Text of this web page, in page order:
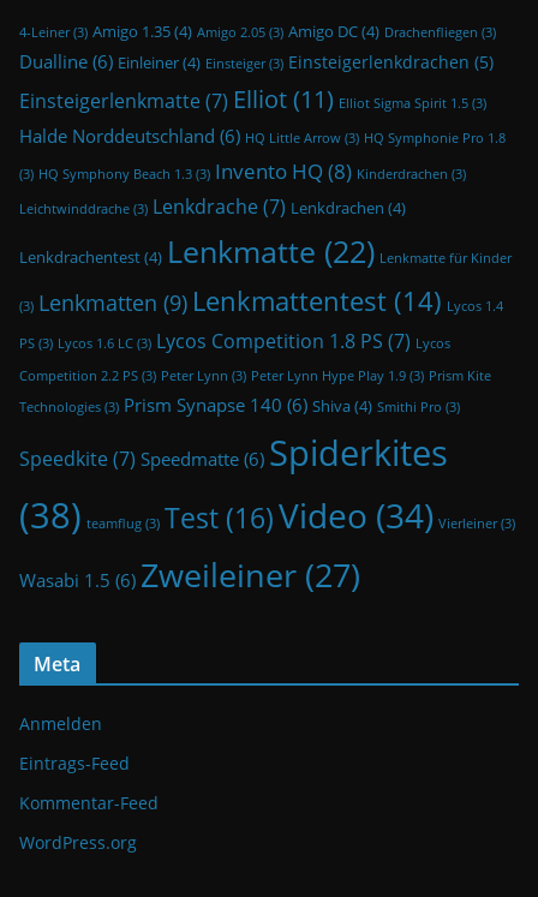
4-Leiner(3) Amigo 1.35(4) Amigo 2.05 (3) Amigo DC(4) Drachenfliegen (3)
Dualline(6) Einleiner(4) Einsteiger(3) Einsteigerlenkdrachen (5)
Einsteigerlenkmatte (7) Elliot(11) Elliot Sigma Spirit 1.5 (3)
Halde Norddeutschland (6) HQ Little Arrow (3) HQ Symphonie Pro 1.8
(3) HQ Symphony Beach 1.3 (3) Invento HQ(8) Kinderdrachen (3)
Leichtwinddrache (3) Lenkdrache (7) Lenkdrachen (4)
Lenkdrachentest(4) Lenkmatte (22) Lenkmatte für Kinder
(3) Lenkmatten (9) Lenkmattentest (14) Lycos 1.4
PS (3) Lycos 1.6 LC (3) Lycos Competition 1.8 PS (7) Lycos
Competition 2.2 PS (3) Peter Lynn (3) Peter Lynn Hype Play 1.9 (3) Prism Kite
Technologies (3) Prism Synapse 140 (6) Shiva(4) Smithi Pro (3)
Speedkite (7) Speedmatte(6) Spiderkites
(38) teamflug (3) Test (16)Video (34) Vierleiner(3)
Wasabi 1.5 (6) Zweileiner (27)
Meta
Anmelden
Eintrags-Feed
Kommentar-Feed
WordPress.org